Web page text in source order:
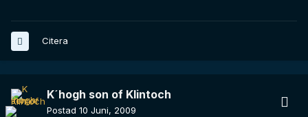
Citera
K´hogh son of Klintoch
Postad 10 Juni, 2009